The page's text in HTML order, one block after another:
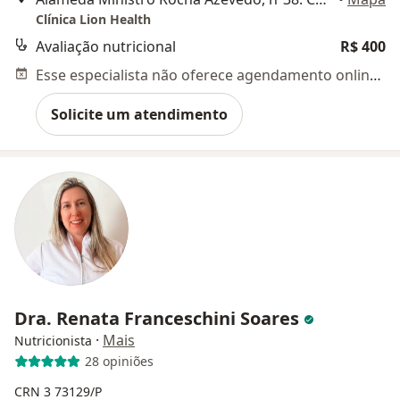
Clínica Lion Health
Avaliação nutricional
R$ 400
Esse especialista não oferece agendamento online para esse endereço.
Solicite um atendimento
Dra. Renata Franceschini Soares
Nutricionista · Mais
28 opiniões
CRN 3 73129/P